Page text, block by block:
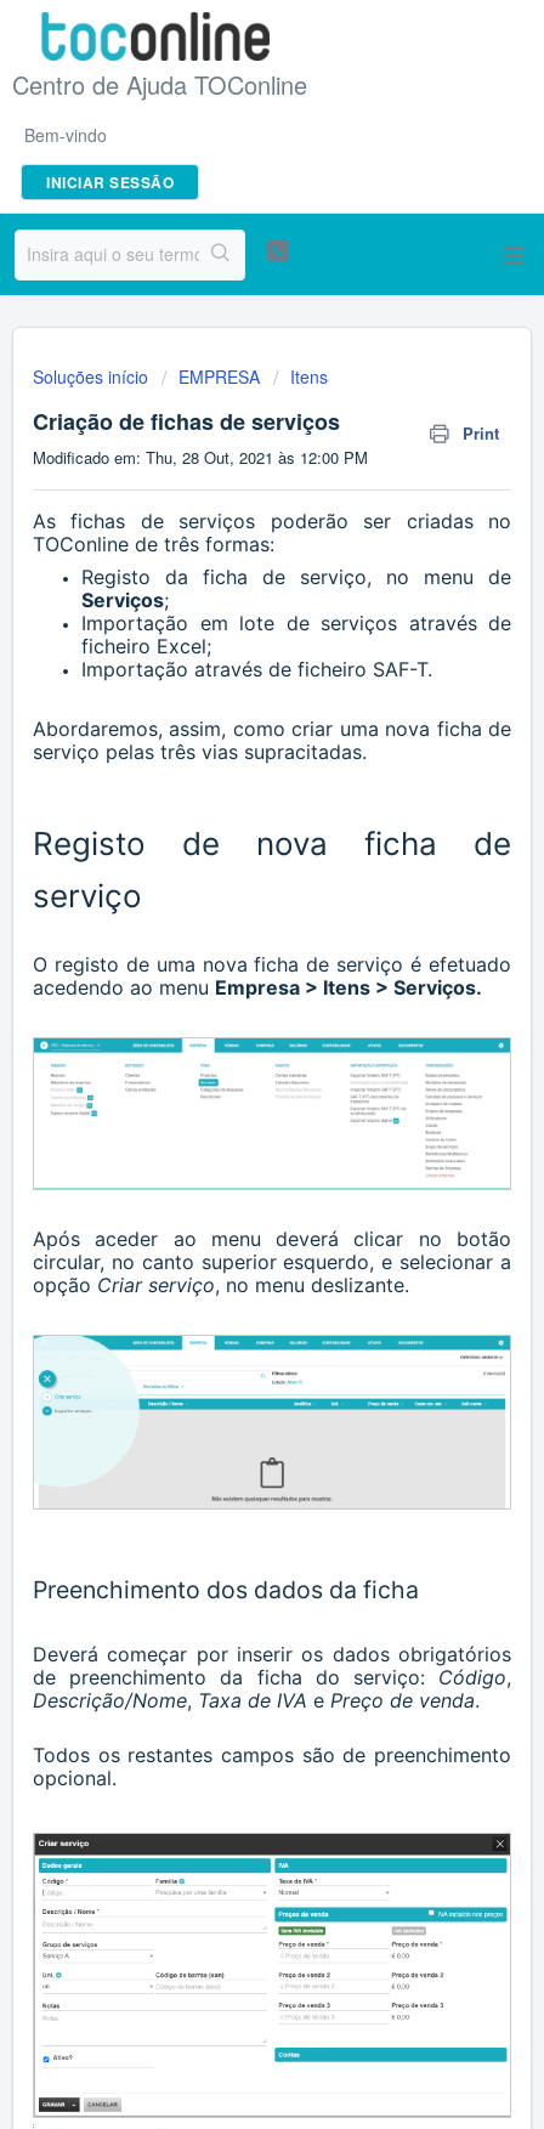
Centro de Ajuda TOConline
Bem-vindo
INICIAR SESSÃO
Soluções início EMPRESA Itens
Criação de fichas de serviços
Print
Modificado em: Thu, 28 Out, 2021 às 12:00 PM
As fichas de serviços poderão ser criadas no
TOConline de três formas:
Registo da ficha de serviço, no menu de
Serviços;
Importação em lote de serviços através de
ficheiro Excel;
Importação através de ficheiro SAF-T.
Abordaremos, assim, como criar uma nova ficha de
serviço pelas três vias supracitadas.
Registo de nova ficha de
serviço
O registo de uma nova ficha de serviço é efetuado
acedendo ao menu Empresa > Itens > Serviços.
Após aceder ao menu deverá clicar no botão
circular, no canto superior esquerdo, e selecionar a
opção Criar serviço, no menu deslizante.
Preenchimento dos dados da ficha
Deverá começar por inserir os dados obrigatórios
de preenchimento da ficha do serviço: Código,
Descrição/Nome, Taxa de IVA e Preço de venda.
Todos os restantes campos são de preenchimento
opcional.